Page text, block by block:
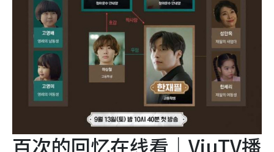
百次的回忆在线看｜ViuTV播